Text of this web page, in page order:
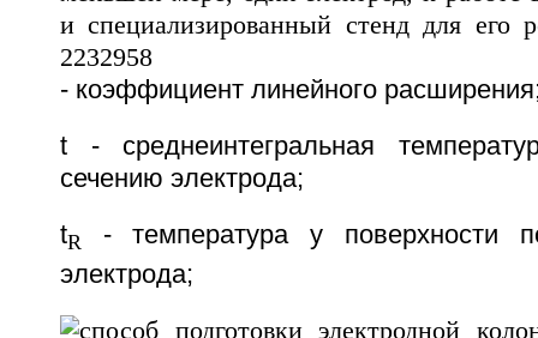
- коэффициент линейного
t - среднеинтегральная
сечению электрода;
tR - температура у поверхности
электрода;